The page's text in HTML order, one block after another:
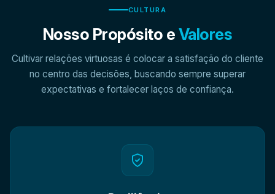
CULTURA
Nosso Propósito eValores
Cultivar relações virtuosas é colocar a satisfação do cliente
no centro das decisões, buscando sempre superar
expectativas e fortalecer laços de confiança.